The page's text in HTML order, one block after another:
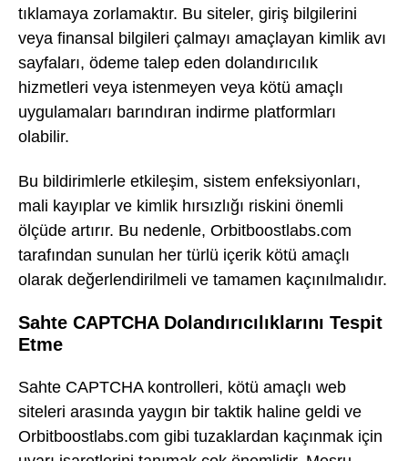
tıklamaya zorlamaktır. Bu siteler, giriş bilgilerini
veya finansal bilgileri çalmayı amaçlayan kimlik avı
sayfaları, ödeme talep eden dolandırıcılık
hizmetleri veya istenmeyen veya kötü amaçlı
uygulamaları barındıran indirme platformları
olabilir.
Bu bildirimlerle etkileşim, sistem enfeksiyonları,
mali kayıplar ve kimlik hırsızlığı riskini önemli
ölçüde artırır. Bu nedenle, Orbitboostlabs.com
tarafından sunulan her türlü içerik kötü amaçlı
olarak değerlendirilmeli ve tamamen kaçınılmalıdır.
Sahte CAPTCHA Dolandırıcılıklarını Tespit
Etme
Sahte CAPTCHA kontrolleri, kötü amaçlı web
siteleri arasında yaygın bir taktik haline geldi ve
Orbitboostlabs.com gibi tuzaklardan kaçınmak için